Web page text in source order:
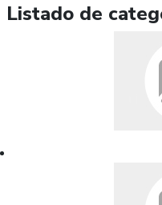
Listado de